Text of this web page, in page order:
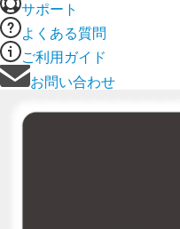
サポート
よくある質問
ご利用ガイド
お問い合わせ